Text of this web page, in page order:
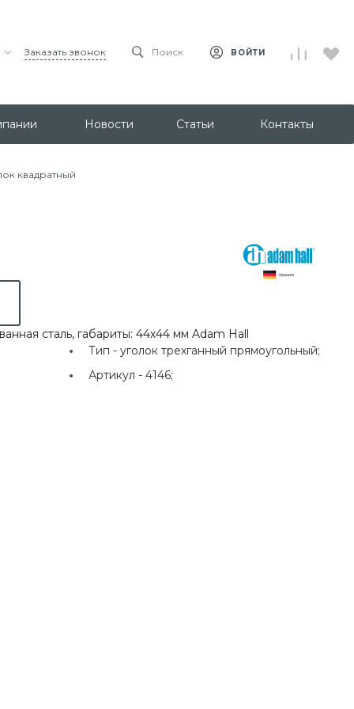
Заказать звонок Поиск ВОЙТИ
Новости Статьи Контакты
квадратный
сталь, габариты: 44х44 мм Adam Hall
Тип -уголок трехганный прямоугольный;
Артикул -4146;